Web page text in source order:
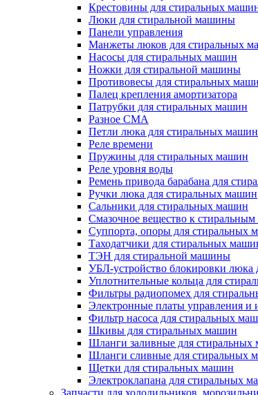
Крестовины для стиральных
Люки для стиральной машины
Панели управления
Манжеты люков для стиральных
Насосы для стиральных машин
Ножки для стиральной машины
Противовесы для стиральных
Палец крепления амортизатора
Патрубки для стиральных машин
Разное СМА
Петли люка для стиральных машин
Реле времени
Пружины для стиральных машин
Реле уровня воды
Ремень привода барабана для
Ручки люка для стиральных машин
Сальники для стиральных машин
Смазочное вещество к
Суппорта, опоры для стиральных
Таходатчики для стиральных
ТЭН для стиральной машины
УБЛ-устройство блокировки люка
Уплотнительные кольца для
Фильтры радиопомех для
Электронные платы управления
Фильтр насоса для стиральных
Шкивы для стиральных машин
Шланги заливные для стиральных
Шланги сливные для стиральных
Щетки для стиральных машин
Электроклапана для стиральных
Запчасти для холодильников,